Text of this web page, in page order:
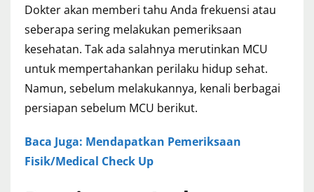
Dokter akan memberi tahu Anda frekuensi atau
seberapa sering melakukan pemeriksaan
kesehatan. Tak ada salahnya merutinkan MCU
untuk mempertahankan perilaku hidup sehat.
Namun, sebelum melakukannya, kenali berbagai
persiapan sebelum MCU berikut.
Baca Juga: Mendapatkan Pemeriksaan
Fisik/Medical Check Up